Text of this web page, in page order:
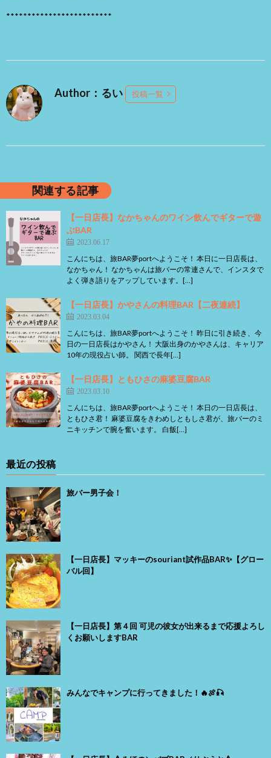
*************************
Author：るい 投稿一覧
関連する記事
【一日店長】なかちゃんのワイン飲んでギターで遊
ぶBAR
2023.06.17
こんにちは、旅BAR夢portへようこそ！ 本日に一日店長は、
なかちゃん！ なかちゃんは旅バーの常連さんで、インスタで
よく弾き語りをアップしています。[…]
【一日店長】かやさんの料理BAR【二夜連続】
2023.03.04
こんにちは、旅BAR夢portへようこそ！ 昨日に引き続き、今
日の一日店長はかやさん！ 大阪出身のかやさんは、キャリア
10年の現役占い師。 関西で長年[…]
【一日店長】ともひさの麻婆豆腐BAR
2023.03.10
こんにちは、旅BAR夢portへようこそ！ 本日の一日店長は、
ともひさ君！ 麻婆豆腐をきわめしともしさ君が、旅バーのミ
ニキッチンで腕を奮います。 白飯[…]
最近の投稿
旅バー男子会！
【一日店長】マッキーのsouriant試作品BAR✨【グロー
バル回】
【一日店長】第４回 可児の彼女が出来るまで応援よろし
くお願いしますBAR
みんなでキャンプに行ってきました！🔥🍖🎣